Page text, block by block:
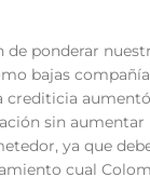
ponderar
bajas
sin
ya que
cual